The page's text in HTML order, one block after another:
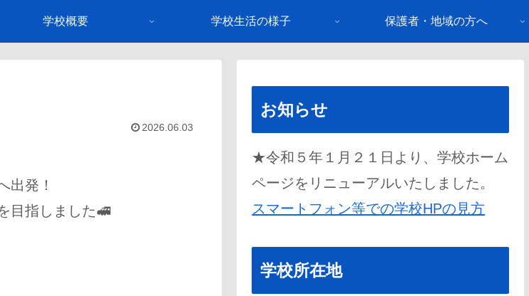
学校概要 学校生活の様子 保護者・地域の方へ
2026.06.03
出発！
目指しました🚅
お知らせ
★令和５年１月２１日より、学校ホーム
ページをリニューアルいたしました。
スマートフォン等での学校HPの見方
学校所在地